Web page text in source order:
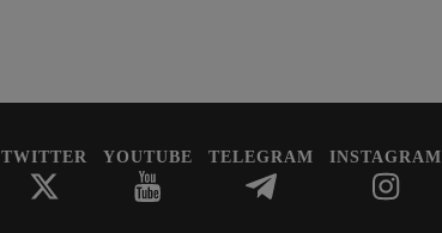
TWITTER YOUTUBE TELEGRAM INSTAGRAM